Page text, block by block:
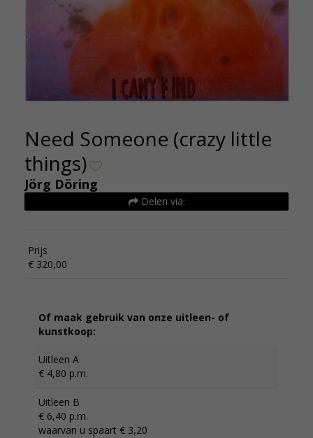
Need Someone (crazy little
things)
Jörg Döring
Delen via:
Prijs
€ 320,00
Of maak gebruik van onze uitleen- of
kunstkoop:
Uitleen A
€ 4,80 p.m.
Uitleen B
€ 6,40 p.m.
waarvan u spaart € 3,20